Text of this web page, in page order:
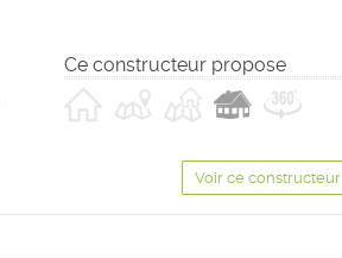
Ce constructeur propose
Voir ce constructeur